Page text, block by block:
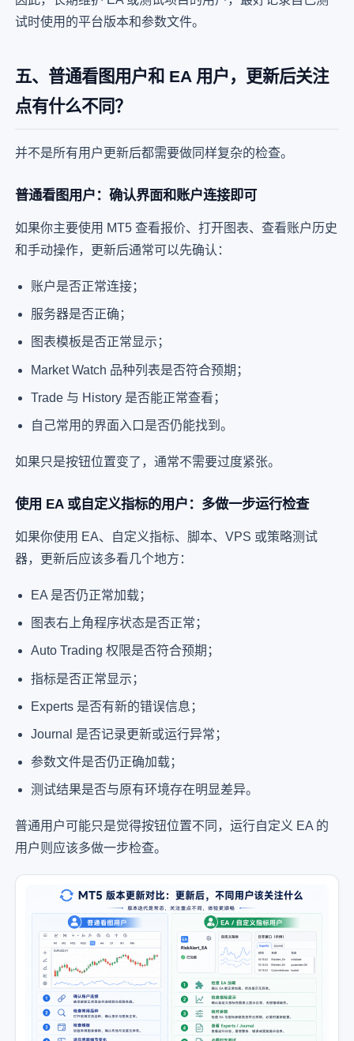
试时使用的平台版本和参数文件。
五、普通看图用户和 EA 用户，更新后关注
点有什么不同？
并不是所有用户更新后都需要做同样复杂的检查。
普通看图用户：确认界面和账户连接即可
如果你主要使用 MT5 查看报价、打开图表、查看账户历史
和手动操作，更新后通常可以先确认：
账户是否正常连接；
服务器是否正确；
图表模板是否正常显示；
Market Watch 品种列表是否符合预期；
Trade 与 History 是否能正常查看；
自己常用的界面入口是否仍能找到。
如果只是按钮位置变了，通常不需要过度紧张。
使用 EA 或自定义指标的用户：多做一步运行检查
如果你使用 EA、自定义指标、脚本、VPS 或策略测试
器，更新后应该多看几个地方：
EA 是否仍正常加载；
图表右上角程序状态是否正常；
Auto Trading 权限是否符合预期；
指标是否正常显示；
Experts 是否有新的错误信息；
Journal 是否记录更新或运行异常；
参数文件是否仍正确加载；
测试结果是否与原有环境存在明显差异。
普通用户可能只是觉得按钮位置不同，运行自定义 EA 的
用户则应该多做一步检查。